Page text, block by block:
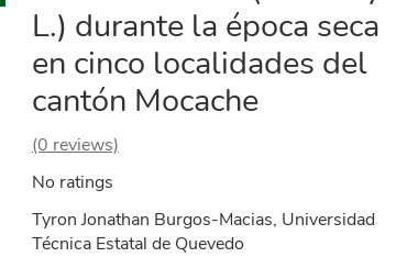
L.) durante la época seca
en cinco localidades del
cantón Mocache
(0 reviews)
No ratings
Tyron Jonathan Burgos-Macias, Universidad
Técnica Estatal de Quevedo